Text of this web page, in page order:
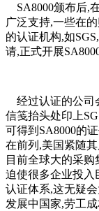
SA8000颁布后,
广泛支持,一些在
的认证机构,如
请,正式开展
经过认证的公司
信笺抬头处印上
可得到SA8000的
在前列,美国紧随
目前全球大的采
迫使很多企业投入
认证体系,这无疑
发展中国家,劳工